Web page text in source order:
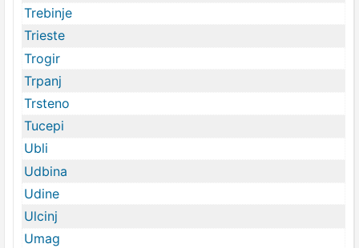
Trebinje
Trieste
Trogir
Trpanj
Trsteno
Tucepi
Ubli
Udbina
Udine
Ulcinj
Umag